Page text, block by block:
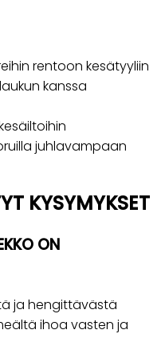
rentoon kesätyyliin
kanssa
juhlavampaan
KYSYMYKSET
ON
ja hengittävästä
ihoa vasten ja